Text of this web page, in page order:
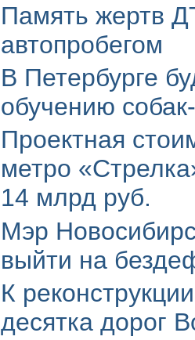
Память жертв
автопробегом
В Петербурге
обучению
Проектная
метро
14 млрд руб.
Мэр
выйти на
К
десятка дорог